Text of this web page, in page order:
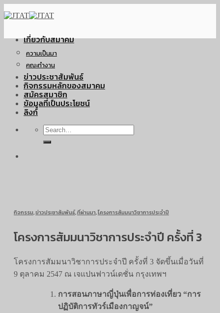
to
เกี่ยวกับสมาคม
ความเป็นมา
คณะทำงาน
ข่าวประชาสัมพันธ์
กิจกรรมหลักของสมาคม
สมัครสมาชิก
ข้อมูลที่เป็นประโยชน์
ลิงก์
กิจกรรม,ข่าวประชาสัมพันธ์,ที่ผ่านมา,โครงการสัมมนาวิชาการประจำปี
โครงการสัมมนาวิชาการประจำปี ครั้งที่ 3
โครงการสัมมนาวิชาการประจำปี ครั้งที่ 3 จัดขึ้นเมื่อวันที่
9 ตุลาคม 2547 ณ เจแปนฟาวน์เดชั่น กรุงเทพฯ
การสอนภาษาญี่ปุ่นเพื่อการท่องเที่ยว “การ
ปฏิบัติการทัวร์เมืองกาญจน์”